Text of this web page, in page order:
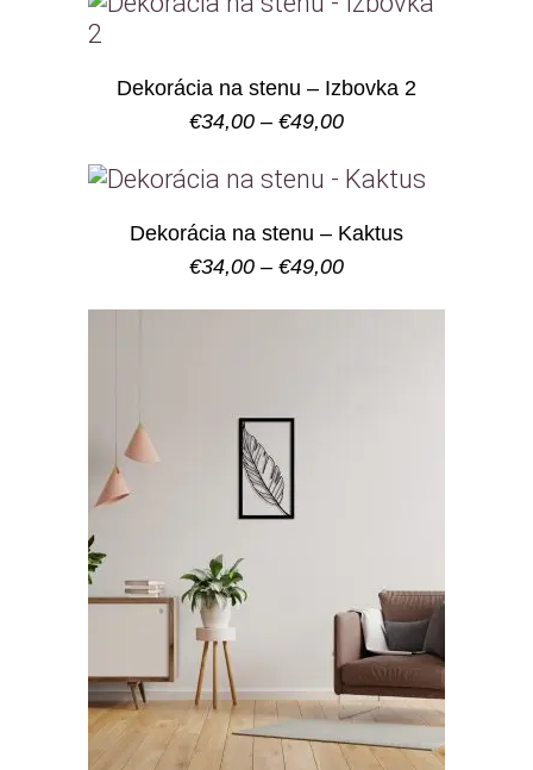
Dekorácia na stenu – Izbovka 2
€34,00 – €49,00Price
€34,00
€49,00
Dekorácia na stenu – Kaktus
€34,00 – €49,00Price